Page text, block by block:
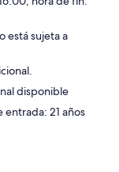
está sujeta a
disponible
entrada: 21 años